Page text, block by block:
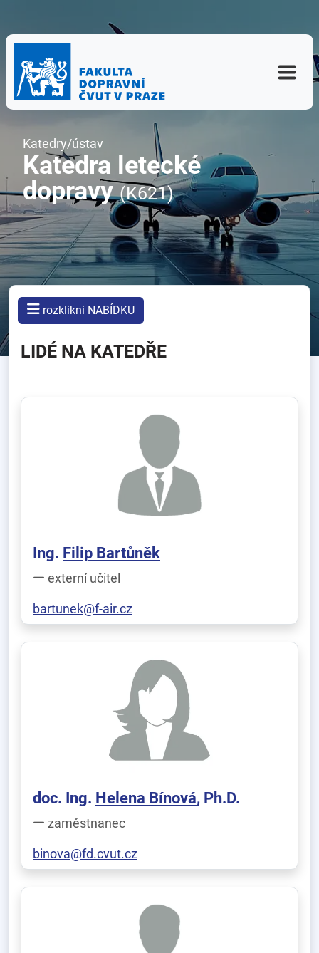
Katedry/ústav
Katedra letecké
dopravy(K621)
rozklikni NABÍDKU
LIDÉ NA KATEDŘE
Ing. Filip Bartůněk
externí učitel
bartunek@f-air.cz
doc. Ing. Helena Bínová, Ph.D.
zaměstnanec
binova@fd.cvut.cz